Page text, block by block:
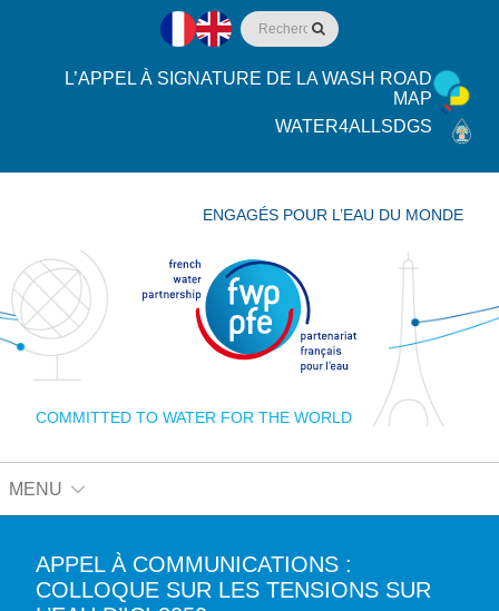
L’APPEL À SIGNATURE DE LA WASH ROAD
MAP
WATER4ALLSDGS
COMMITTED TO WATER FOR THE WORLD
ENGAGÉS POUR L’EAU DU MONDE
MENU
A PROPOS DU PFE
APPEL À COMMUNICATIONS :
COLLOQUE SUR LES TENSIONS SUR